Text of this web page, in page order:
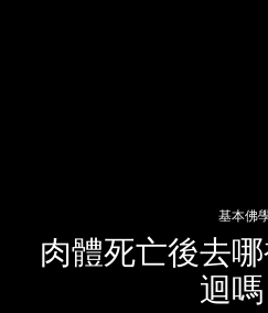
基本佛
肉體死亡後去
迴嗎